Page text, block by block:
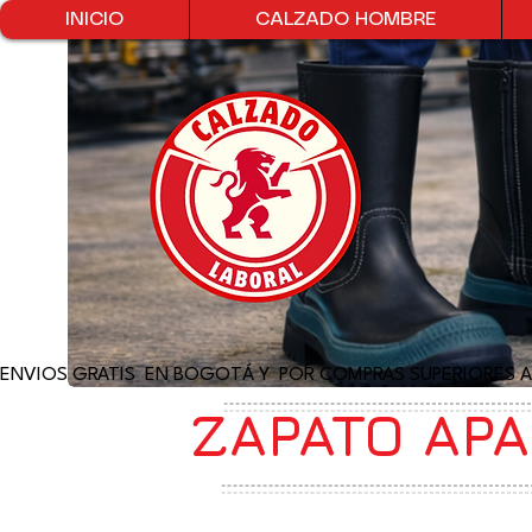
INICIO CALZADO HOMBRE
ENVIOS GRATIS  EN BOGOTÁ Y  POR COMPRAS SUPERIORES
ZAPATO